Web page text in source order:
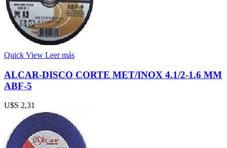
Quick View Leer más
ALCAR-DISCO CORTE MET/INOX 4.1/2-1.6 MM
ABF-5
U$S 2,31